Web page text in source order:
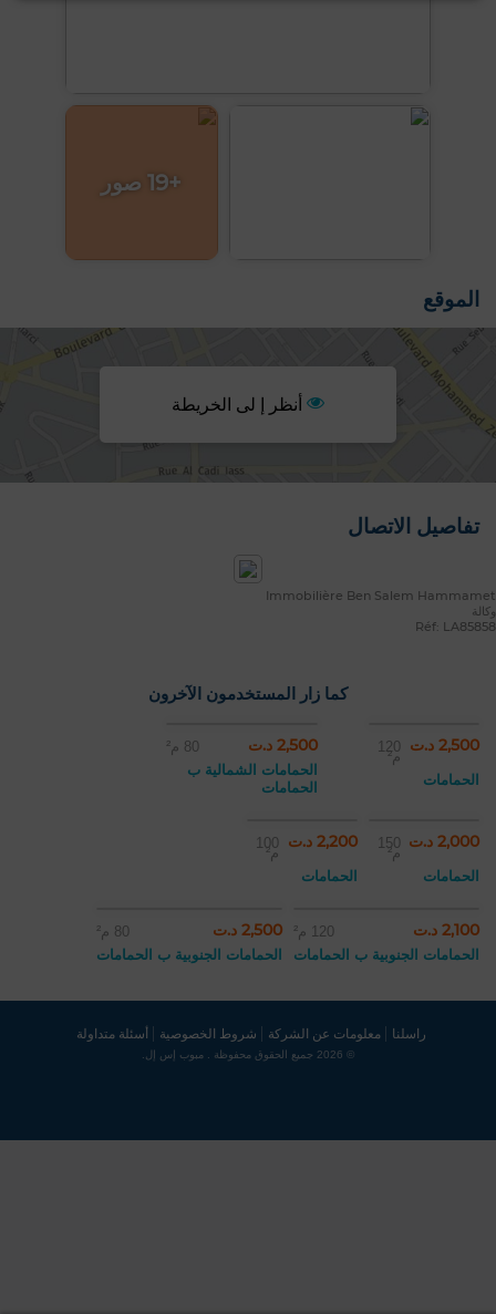
+19 صور
الموقع
أنظر إ لى الخريطة
تفاصيل الاتصال
Immobilière Ben Salem Hammamet
وكالة
Réf: LA85858
كما زار المستخدمون الآخرون
2,500 د.ت 120
م²
الحمامات
2,500 د.ت 80 م²
الحمامات الشمالية ب
الحمامات
2,000 د.ت 150
م²
الحمامات
2,200 د.ت 100
م²
الحمامات
2,100 د.ت 120 م²
الحمامات الجنوبية ب الحمامات
2,500 د.ت 80 م²
الحمامات الجنوبية ب الحمامات
راسلنا معلومات عن الشركة شروط الخصوصية أسئلة متداولة
© 2026 جميع الحقوق محفوظة . مبوب إس إل.